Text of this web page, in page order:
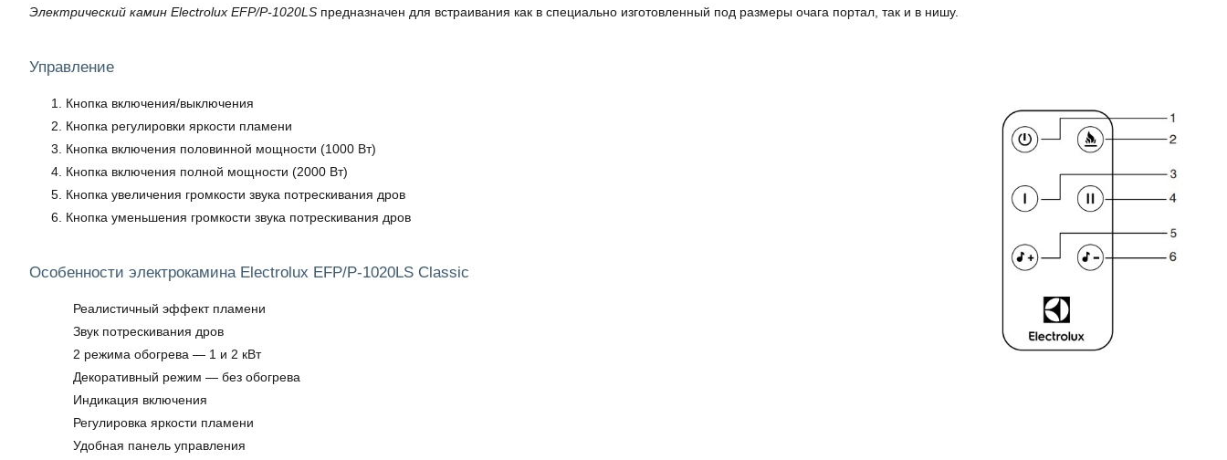
Электрический камин Electrolux EFP/P-1020LS предназначен для встраивания как в специально изготовленный под размеры очага портал, так и в нишу.
Управление
Кнопка включения/выключения
Кнопка регулировки яркости пламени
Кнопка включения половинной мощности (1000 Вт)
Кнопка включения полной мощности (2000 Вт)
Кнопка увеличения громкости звука потрескивания дров
Кнопка уменьшения громкости звука потрескивания дров
Особенности электрокамина Electrolux EFP/P-1020LS Classic
Реалистичный эффект пламени
Звук потрескивания дров
2 режима обогрева — 1 и 2 кВт
Декоративный режим — без обогрева
Индикация включения
Регулировка яркости пламени
Удобная панель управления